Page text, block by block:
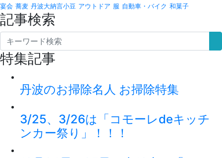
宴会 蕎麦 丹波大納言小豆 アウトドア 服 自動車・バイク 和菓子
記事検索
特集記事
丹波のお掃除名人 お掃除特集
3/25、3/26は「コモーレdeキッチ
ンカー祭り」！！！